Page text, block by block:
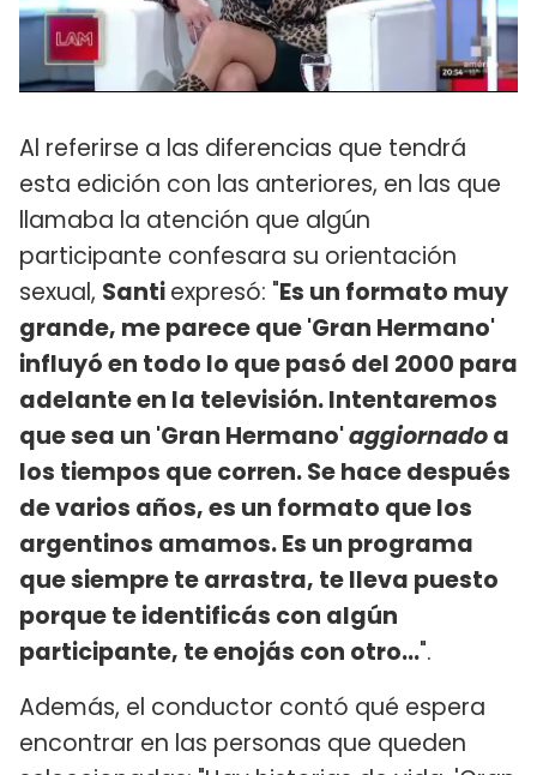
Al referirse a las diferencias que tendrá
esta edición con las anteriores, en las que
llamaba la atención que algún
participante confesara su orientación
sexual, Santiexpresó: "Es un formato muy
grande, me parece que 'Gran Hermano'
influyó en todo lo que pasó del 2000 para
adelante en la televisión. Intentaremos
que sea un 'Gran Hermano'aggiornadoa
los tiempos que corren. Se hace después
de varios años, es un formato que los
argentinos amamos. Es un programa
que siempre te arrastra, te lleva puesto
porque te identificás con algún
participante, te enojás con otro...".
Además, el conductor contó qué espera
encontrar en las personas que queden